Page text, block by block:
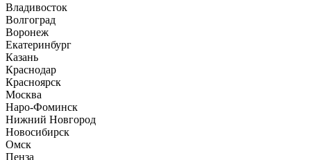
Владивосток
Волгоград
Воронеж
Екатеринбург
Казань
Краснодар
Красноярск
Москва
Наро-Фоминск
Нижний Новгород
Новосибирск
Омск
Пенза